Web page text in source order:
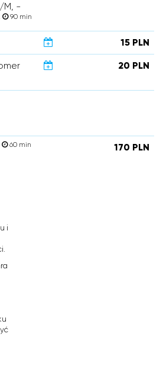
M, -
90 min
15 PLN
20 PLN
60 min 170 PLN
i